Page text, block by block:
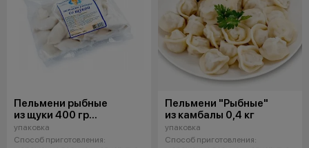
Пельмени рыбные
из щуки 400 гр
Челябинск
упаковка
Способ приготовления:
Пельмени "Рыбные"
из камбалы 0,4 кг
упаковка
Способ приготовления: